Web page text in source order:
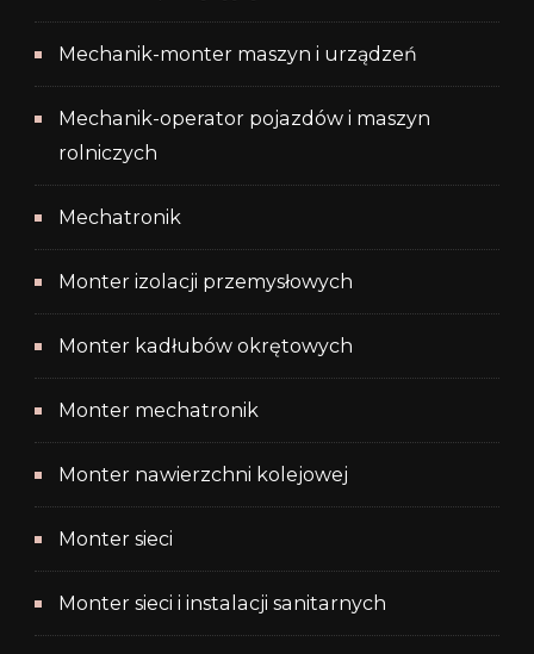
Mechanik-monter maszyn i urządzeń
Mechanik-operator pojazdów i maszyn
rolniczych
Mechatronik
Monter izolacji przemysłowych
Monter kadłubów okrętowych
Monter mechatronik
Monter nawierzchni kolejowej
Monter sieci
Monter sieci i instalacji sanitarnych